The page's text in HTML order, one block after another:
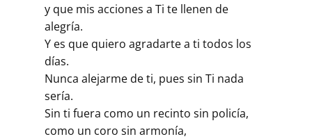
y que mis acciones a Ti te llenen de
alegría.
Y es que quiero agradarte a ti todos los
días.
Nunca alejarme de ti, pues sin Ti nada
sería.
Sin ti fuera como un recinto sin policía,
como un coro sin armonía,